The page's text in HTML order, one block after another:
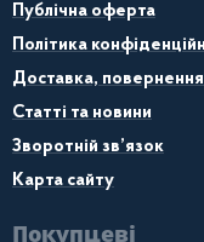
Публічна оферта
Політика
Доставка, повернення
Статті та новини
Зворотній зв’язок
Карта сайту
Покупцеві